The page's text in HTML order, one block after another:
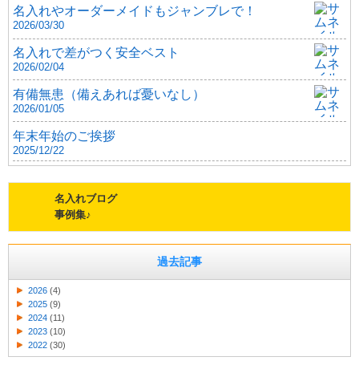
名入れやオーダーメイドもジャンブレで！
2026/03/30
名入れで差がつく安全ベスト
2026/02/04
有備無患（備えあれば憂いなし）
2026/01/05
年末年始のご挨拶
2025/12/22
名入れブログ
事例集♪
過去記事
2026 (4)
2025 (9)
2024 (11)
2023 (10)
2022 (30)